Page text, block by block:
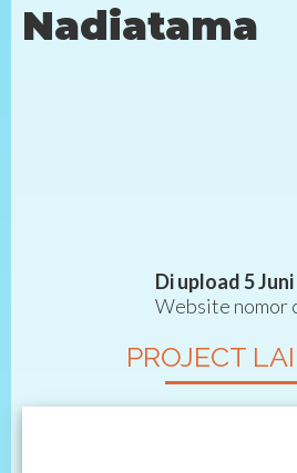
Nadiatama
Di upload 5
Website nomor
PROJECT